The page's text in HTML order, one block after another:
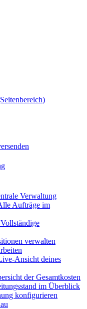
Verwaltung
Aufträge im
verwalten
Ansicht deines
der Gesamtkosten
im Überblick
konfigurieren